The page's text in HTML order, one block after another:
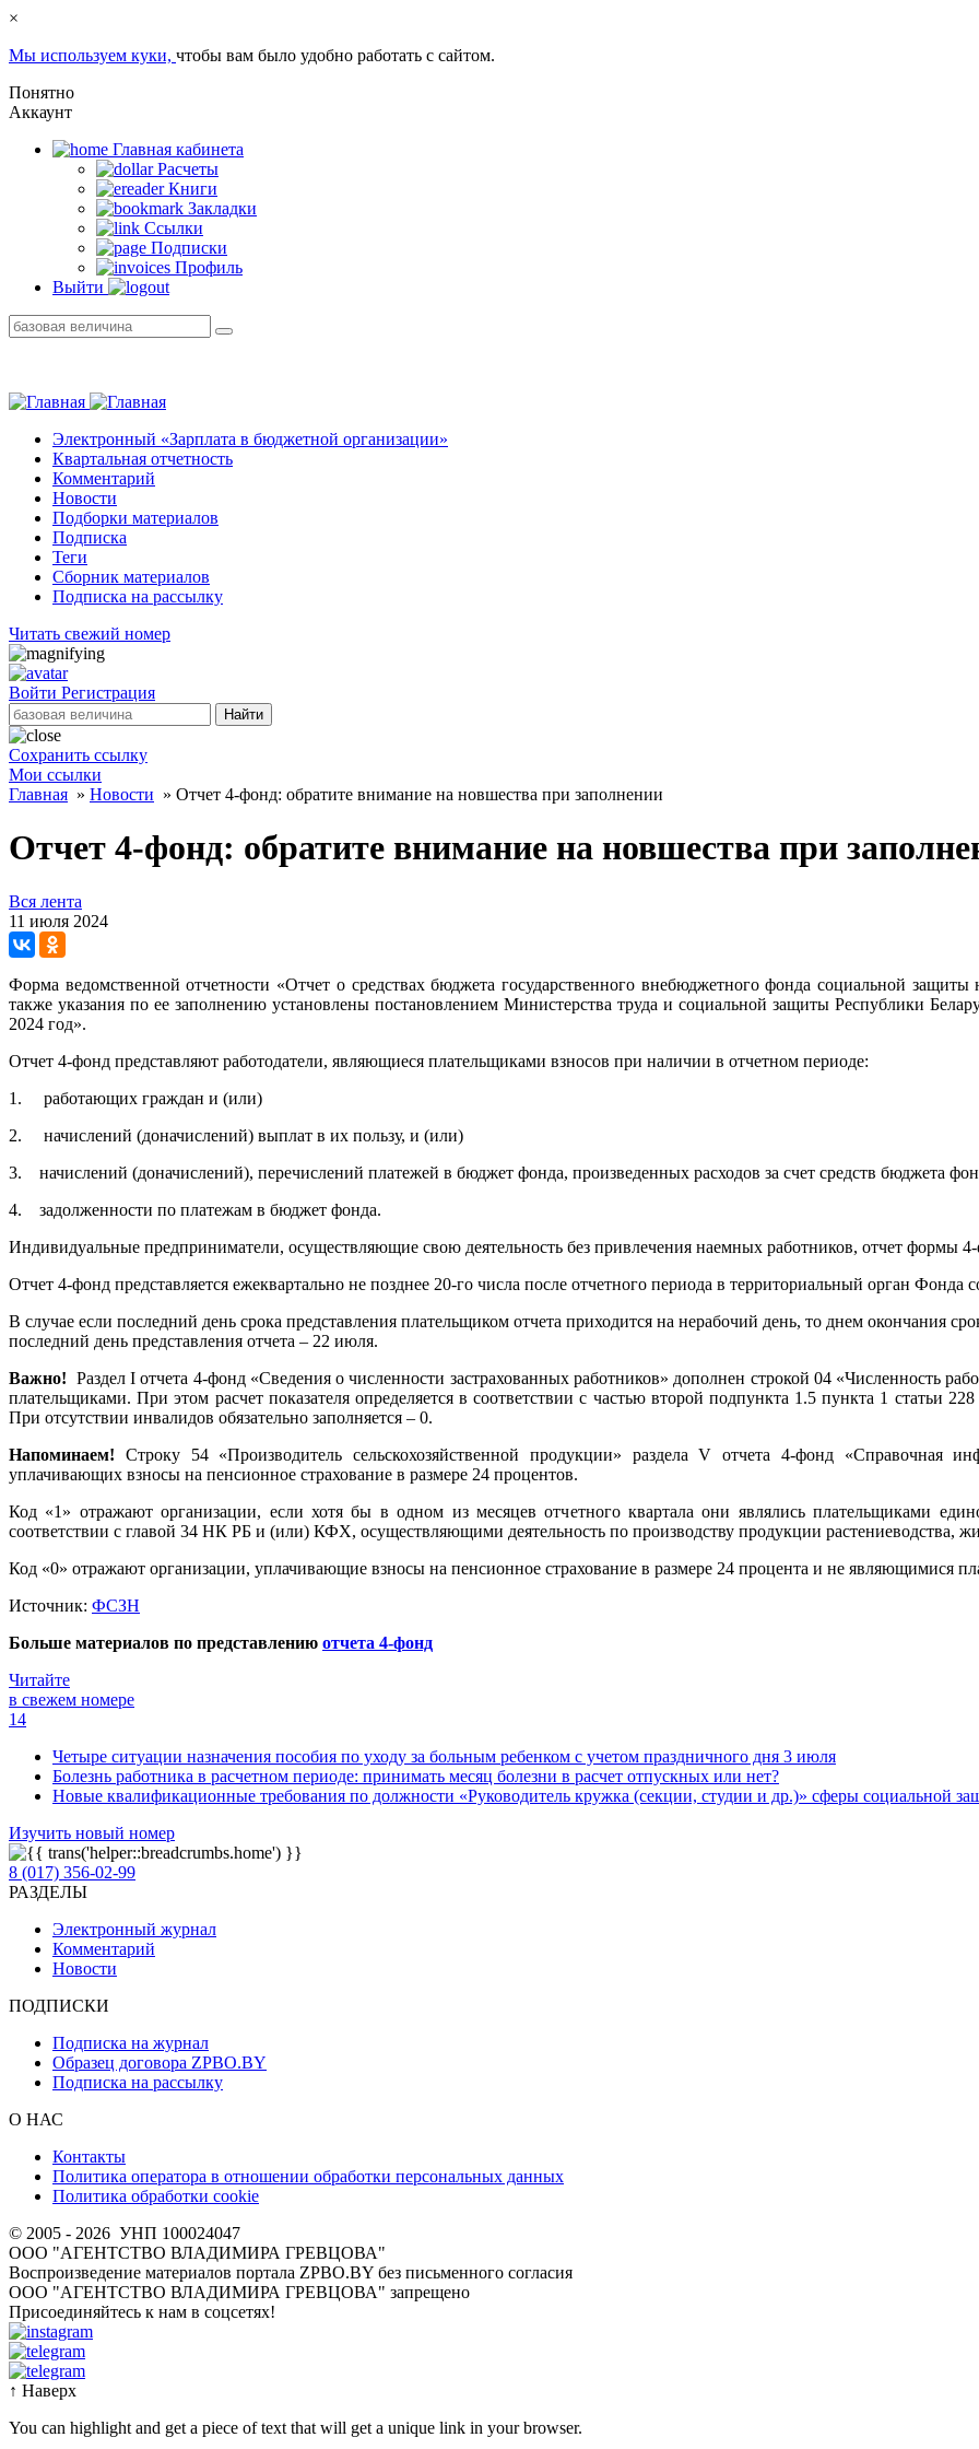
×
Мы используем куки, чтобы вам было удобно работать с сайтом.
Понятно
Аккаунт
Главная кабинетa
Расчеты
Книги
Закладки
Ссылки
Подписки
Профиль
Выйти
Электронный «Зарплата в бюджетной организации»
Квартальная отчетность
Комментарий
Новости
Подборки материалов
Подписка
Теги
Сборник материалов
Подписка на рассылку
Читать свежий номер
Войти Регистрация
Найти
Сохранить ссылку
Мои ссылки
Главная » Новости » Отчет 4-фонд: обратите внимание на новшества при заполнении
Отчет 4-фонд: обратите внимание на новшества при
Вся лента
11 июля 2024
Форма ведомственной отчетности «Отчет о средствах бюджета государственного внебюджетного фонда социальной
также указания по ее заполнению установлены постановлением Министерства труда и социальной защиты Республики
2024 год».
Отчет 4-фонд представляют работодатели, являющиеся плательщиками взносов при наличии в отчетном периоде:
1. работающих граждан и (или)
2. начислений (доначислений) выплат в их пользу, и (или)
3. начислений (доначислений), перечислений платежей в бюджет фонда, произведенных расходов за счет средств бюджета
4. задолженности по платежам в бюджет фонда.
Индивидуальные предприниматели, осуществляющие свою деятельность без привлечения наемных работников, отчет формы
Отчет 4-фонд представляется ежеквартально не позднее 20-го числа после отчетного периода в территориальный орган
В случае если последний день срока представления плательщиком отчета приходится на нерабочий день, то днем окончания
последний день представления отчета – 22 июля.
Важно! Раздел I отчета 4-фонд «Сведения о численности застрахованных работников» дополнен строкой 04 «Численность
плательщиками. При этом расчет показателя определяется в соответствии с частью второй подпункта 1.5 пункта 1 статьи
При отсутствии инвалидов обязательно заполняется – 0.
Напоминаем! Строку 54 «Производитель сельскохозяйственной продукции» раздела V отчета 4-фонд «Справочная
уплачивающих взносы на пенсионное страхование в размере 24 процентов.
Код «1» отражают организации, если хотя бы в одном из месяцев отчетного квартала они являлись плательщиками
соответствии с главой 34 НК РБ и (или) КФХ, осуществляющими деятельность по производству продукции растениеводства,
Код «0» отражают организации, уплачивающие взносы на пенсионное страхование в размере 24 процента и не являющимися
Источник: ФСЗН
Больше материалов по представлению отчета 4-фонд
Читайте
в свежем номере
14
Четыре ситуации назначения пособия по уходу за больным ребенком с учетом праздничного дня 3 июля
Болезнь работника в расчетном периоде: принимать месяц болезни в расчет отпускных или нет?
Новые квалификационные требования по должности «Руководитель кружка (секции, студии и др.)» сферы социальной
Изучить новый номер
8 (017) 356-02-99
РАЗДЕЛЫ
Электронный журнал
Комментарий
Новости
ПОДПИСКИ
Подписка на журнал
Образец договора ZPBO.BY
Подписка на рассылку
О НАС
Контакты
Политика оператора в отношении обработки персональных данных
Политика обработки cookie
© 2005 - 2026 УНП 100024047
ООО "АГЕНТСТВО ВЛАДИМИРА ГРЕВЦОВА"
Воспроизведение материалов портала ZPBO.BY без письменного согласия
OOO "АГЕНТСТВО ВЛАДИМИРА ГРЕВЦОВА" запрещено
Присоединяйтесь к нам в соцсетях!
↑ Наверх
You can highlight and get a piece of text that will get a unique link in your browser.